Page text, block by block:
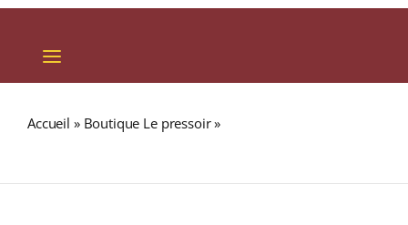
Toggle
Navigation
SPIRITUEUX
Accueil » Boutique Le pressoir»